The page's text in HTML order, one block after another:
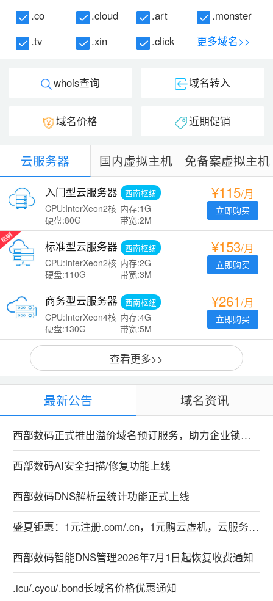
.co
.cloud .art
.monster
.tv
.xin .click 更多域名>>
whois查询 域名转入
域名价格 近期促销
云服务器 国内虚拟主机 免备案虚拟主机
入门型云服务器 西南枢纽
CPU:InterXeon2核 内存:1G
硬盘:80G
带宽:2M
¥115/月
立即购买
标准型云服务器 西南枢纽
CPU:InterXeon2核 内存:2G
硬盘:110G
带宽:3M
¥153/月
立即购买
商务型云服务器 西南枢纽
CPU:InterXeon4核 内存:4G
硬盘:130G
带宽:5M
¥261/月
立即购买
查看更多>>
最新公告 域名资讯
西部数码正式推出溢价域名预订服务，助力企业锁定优质数字资产
西部数码AI安全扫描/修复功能上线
西部数码DNS解析量统计功能正式上线
盛夏钜惠：1元注册.com/.cn，1元购云虚机，云服务器特惠99元！
西部数码智能DNS管理2026年7月1日起恢复收费通知
.icu/.cyou/.bond长域名价格优惠通知